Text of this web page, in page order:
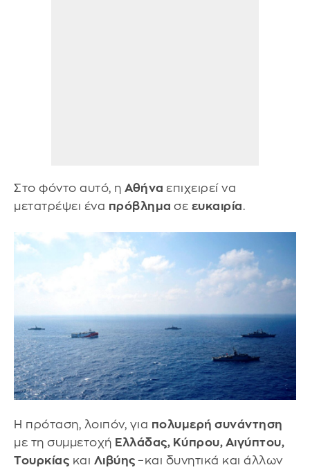
Στο φόντο αυτό, η Αθήνα επιχειρεί να
μετατρέψει ένα πρόβλημα σε ευκαιρία.
Η πρόταση, λοιπόν, για πολυμερή συνάντηση
με τη συμμετοχή Ελλάδας, Κύπρου, Αιγύπτου,
Τουρκίας και Λιβύης –και δυνητικά και άλλων